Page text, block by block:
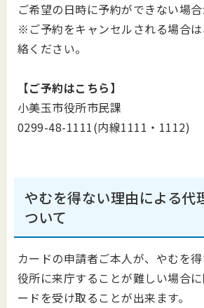
ご希望の日時に予約ができない場合
※ご予約をキャンセルされる場合
絡ください。
【ご予約はこちら】
小美玉市役所市民課
0299-48-1111(内線1111・1112)
やむを得ない理由による代
ついて
カードの申請者ご本人が、やむを
役所に来庁することが難しい場合
ードを受け取ることが出来ます。